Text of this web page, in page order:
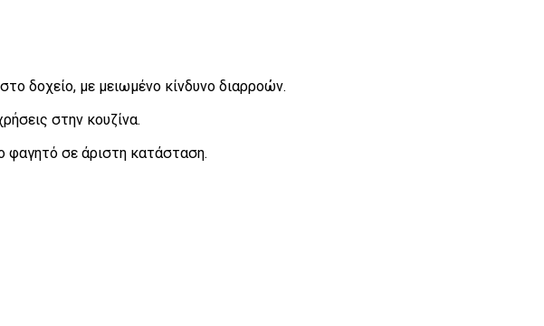
δοχείο, με μειωμένο κίνδυνο διαρροών.
στην κουζίνα.
φαγητό σε άριστη κατάσταση.